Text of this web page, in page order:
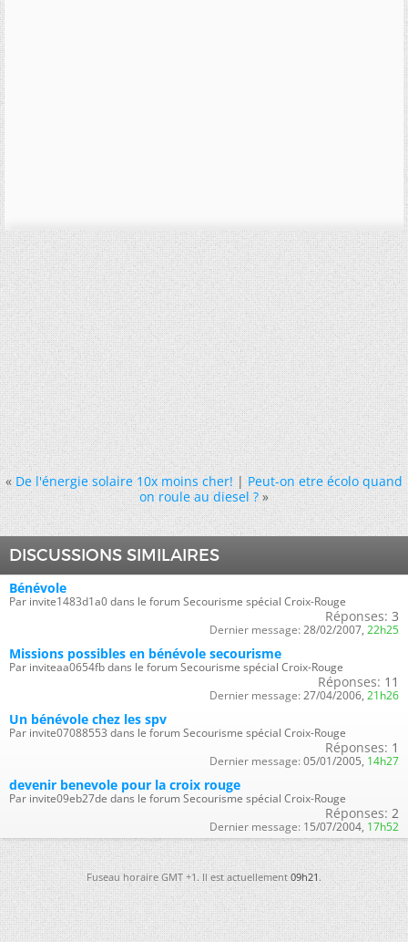
« De l'énergie solaire 10x moins cher!|Peut-on etre écolo quand
on roule au diesel ? »
DISCUSSIONS SIMILAIRES
Bénévole
Par invite1483d1a0 dans le forum Secourisme spécial Croix-Rouge
Réponses: 3
Dernier message: 28/02/2007, 22h25
Missions possibles en bénévole secourisme
Par inviteaa0654fb dans le forum Secourisme spécial Croix-Rouge
Réponses: 11
Dernier message: 27/04/2006, 21h26
Un bénévole chez les spv
Par invite07088553 dans le forum Secourisme spécial Croix-Rouge
Réponses: 1
Dernier message: 05/01/2005, 14h27
devenir benevole pour la croix rouge
Par invite09eb27de dans le forum Secourisme spécial Croix-Rouge
Réponses: 2
Dernier message: 15/07/2004, 17h52
Fuseau horaire GMT +1. Il est actuellement09h21.